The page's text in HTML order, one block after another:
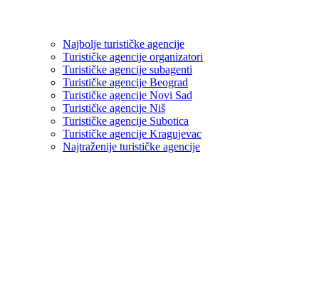
Najbolje turističke agencije
Turističke agencije organizatori
Turističke agencije subagenti
Turističke agencije Beograd
Turističke agencije Novi Sad
Turističke agencije Niš
Turističke agencije Subotica
Turističke agencije Kragujevac
Najtraženije turističke agencije